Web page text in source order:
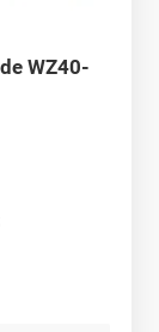
WZ40-